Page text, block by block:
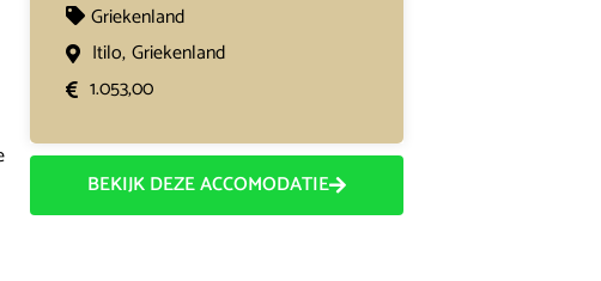
Griekenland
Itilo,Griekenland
1.053,00
BEKIJK DEZE ACCOMODATIE